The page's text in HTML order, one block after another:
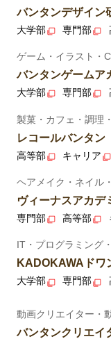
バンタンデザイン
大学部 専門部
ゲーム・イラスト・
バンタンゲームア
大学部 専門部
製菓・カフェ・調理
レコールバンタン
高等部 キャリア
ヘアメイク・ネイル
ヴィーナスアカデ
専門部 高等部
IT・プログラミング
KADOKAWAドワ
大学部 専門部
動画クリエイター・
バンタンクリエイ